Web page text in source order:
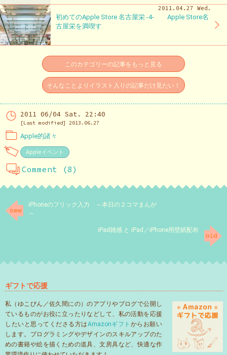
2011.04.27 Wed.
初めてのApple Store 名古屋栄 -4- Apple Store名
古屋栄を満喫す
このカテゴリーの記事をもっと見る
そんなことよりイラスト入りの記事だけ見たい！
2011 06/04 Sat. 22:40
[Last modified] 2013.06.27
Apple的諸々
Appleイベント
Comment (8)
iPhoneのフリック入力 ～本日の２コマまんが
～
iPad雑感 と iPad／iPhone用壁紙配布
ギフトで応援
私（ゆこびん／佐久間にの）のアプリやブログで公開し
ているものがお役に立ったりなどして、私の活動を応援
したいと思ってくださる方はAmazonギフト からお願い
します。プログラミングやデザインのスキルアップのた
めの書籍や絵を描くための道具、文房具など、快適な作